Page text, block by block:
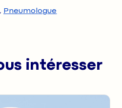
, Pneumologue
intéresser